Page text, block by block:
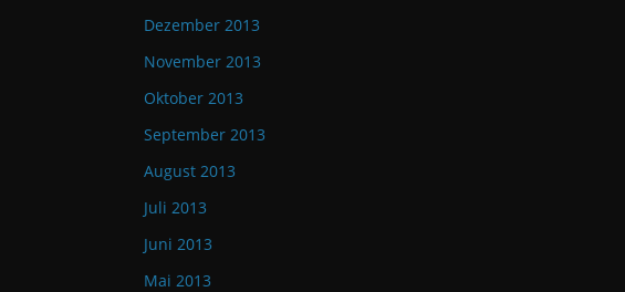
Dezember 2013
November 2013
Oktober 2013
September 2013
August 2013
Juli 2013
Juni 2013
Mai 2013